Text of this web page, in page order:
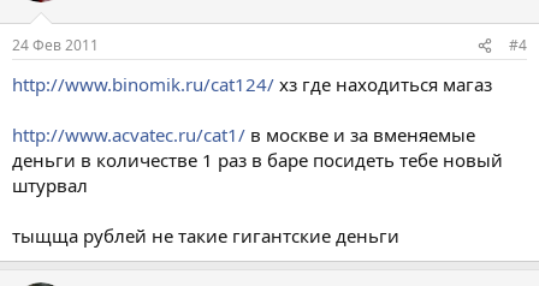
24 Фев 2011 #4
http://www.binomik.ru/cat124/ хз где находиться магаз
http://www.acvatec.ru/cat1/ в москве и за вменяемые
деньги в количестве 1 раз в баре посидеть тебе новый
штурвал
тыщща рублей не такие гигантские деньги